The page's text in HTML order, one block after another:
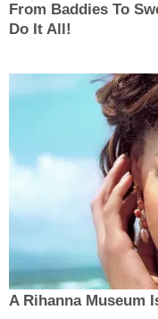
From Baddies To
Do It All!
A Rihanna Museum